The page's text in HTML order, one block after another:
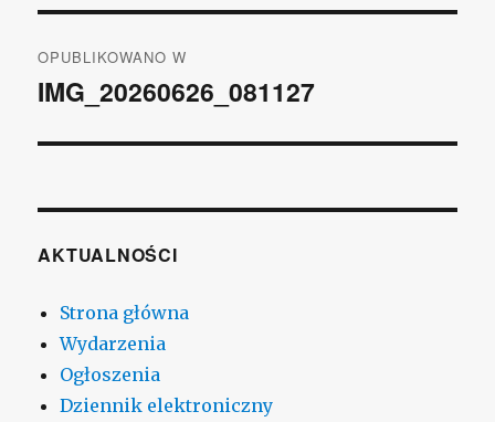
wpisu
OPUBLIKOWANO W
IMG_20260626_081127
AKTUALNOŚCI
Strona główna
Wydarzenia
Ogłoszenia
Dziennik elektroniczny